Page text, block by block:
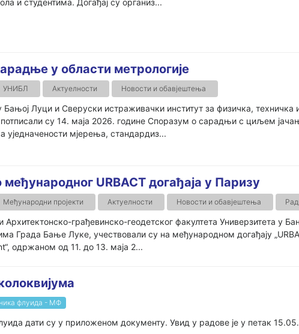
у области метрологије
УНИБЛ Актуелности Новости и обавјештења
Бањој Луци и Сверуски истраживачки институт за физичка, техничка
су 14. маја 2026. године Споразум о сарадњи с циљем
уједначености мјерења, стандардиз...
URBACT догађаја у Паризу
Међународни пројекти Актуелности Новости и обавјештења
Архитектонско-грађевинско-геодетског факултета Универзитета у
Града Бање Луке, учествовали су на међународном догађају
одржаном од 11. до 13. маја 2...
флуида - МФ
дати су у приложеном документу. Увид у радове је у петак